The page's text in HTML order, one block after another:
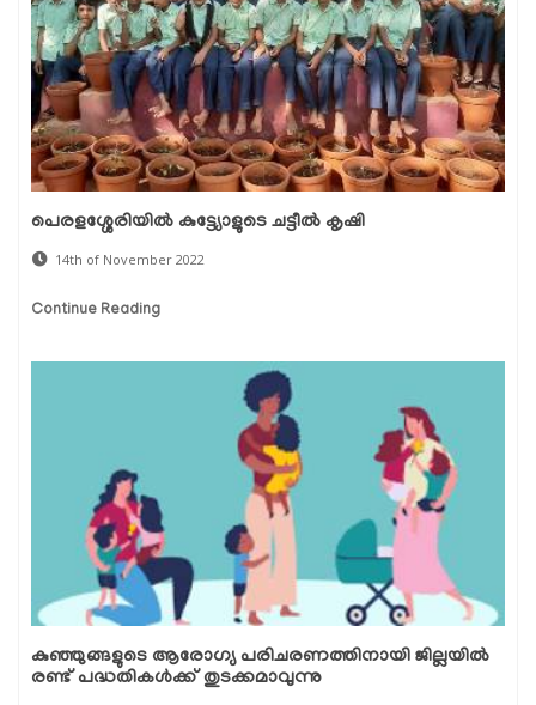
പെരളശ്ശേരിയില്‍ കുട്ട്യോളുടെ ചട്ടീല്‍ കൃഷി
14th of November 2022
Continue Reading
കുഞ്ഞുങ്ങളുടെ ആരോഗ്യ പരിചരണത്തിനായി ജില്ലയിൽ
രണ്ട് പദ്ധതികൾക്ക് തുടക്കമാവുന്നു